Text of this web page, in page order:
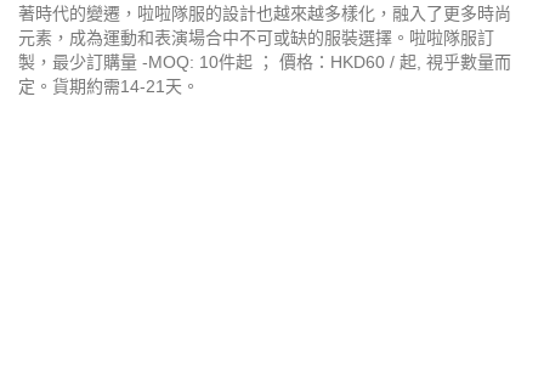
著時代的變遷，啦啦隊服的設計也越來越多樣化，融入了更多時尚
元素，成為運動和表演場合中不可或缺的服裝選擇。啦啦隊服訂
製，最少訂購量 -MOQ: 10件起 ； 價格：HKD60 / 起, 視乎數量而
定。貨期約需14-21天。